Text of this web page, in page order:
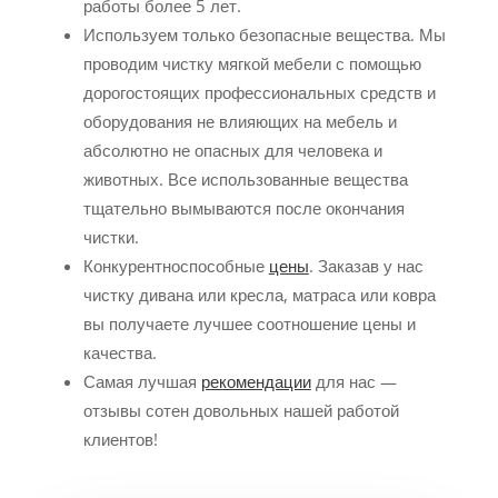
работы более 5 лет.
Используем только безопасные вещества. Мы
проводим чистку мягкой мебели с помощью
дорогостоящих профессиональных средств и
оборудования не влияющих на мебель и
абсолютно не опасных для человека и
животных. Все использованные вещества
тщательно вымываются после окончания
чистки.
Конкурентноспособные цены. Заказав у нас
чистку дивана или кресла, матраса или ковра
вы получаете лучшее соотношение цены и
качества.
Самая лучшая рекомендациидля нас —
отзывы сотен довольных нашей работой
клиентов!